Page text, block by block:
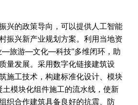
的政策导向，可以提供人工智能
振兴新产业规划方案。利用当地资
—旅游—文化—科技”多维闭环，助
量发展。采用数字化链接建筑设
施工技术，构建标准化设计、模块
模块化组件施工的流水线，使新
织合作建筑具备良好的抗震、防